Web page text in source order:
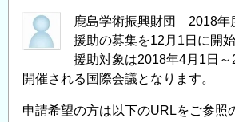
鹿島学術振興財団 2018年
援助の募集を12月1日に開
援助対象は2018年4月1日
開催される国際会議となります。
申請希望の方は以下のURLをご参照